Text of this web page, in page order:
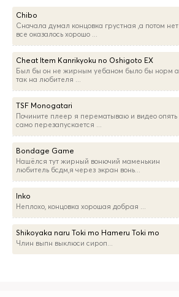
Chibo
Сначала думал концовка грустная ,а потом нет
все оказалось хорошо ...
Cheat Item Kanrikyoku no Oshigoto EX
Был бы он не жирным уебаном было бы норм а
так на любителя ...
TSF Monogatari
Почините плеер я перематываю и видео опять
само перезапускается ...
Bondage Game
Нашёлся тут жирный вонючий маменькин
любитель бсдм,я через экран вонь...
Inko
Неплохо, концовка хорошая добрая ...
Shikoyaka naru Toki mo Hameru Toki mo
Члин выпн выклюси сироп...